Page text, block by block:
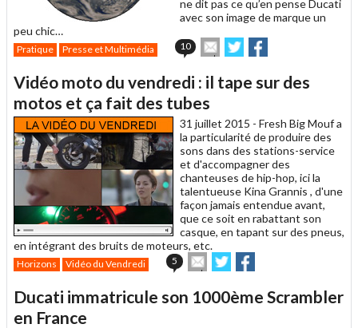
ne dit pas ce qu’en pense Ducati
avec son image de marque un
peu chic…
Pratique Presse et Multimédia 10
Envoyer
cet
à
un
ami
Partager
sur sur
Vidéo moto du vendredi : il tape sur des
motos et ça fait des tubes
31 juillet 2015 - Fresh Big Mouf a
la particularité de produire des
sons dans des stations-service
et d'accompagner des
chanteuses de hip-hop, ici la
talentueuse Kina Grannis , d'une
façon jamais entendue avant,
que ce soit en rabattant son
casque, en tapant sur des pneus,
en intégrant des bruits de moteurs, etc.
Horizons Vidéo du Vendredi 5
Envoyer
cet
Partager
sur sur
Ducati immatricule son 1000ème Scrambler
en France